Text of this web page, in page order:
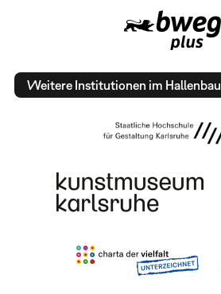
Weitere Institutionen im Hallenbau